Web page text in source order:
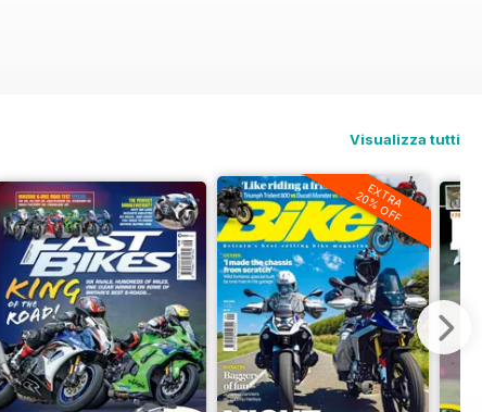
Visualizza tutti
EXTRA
20% OFF